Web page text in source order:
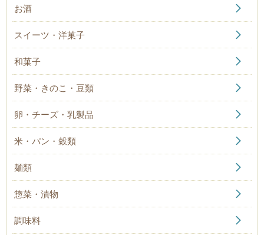
お酒
スイーツ・洋菓子
和菓子
野菜・きのこ・豆類
卵・チーズ・乳製品
米・パン・穀類
麺類
惣菜・漬物
調味料